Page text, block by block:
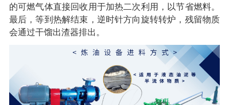
的可燃气体直接回收用于加热二次利用，以节省燃料。
最后，等到热解结束，逆时针方向旋转转炉，残留物质
会通过干馏出渣器排出。